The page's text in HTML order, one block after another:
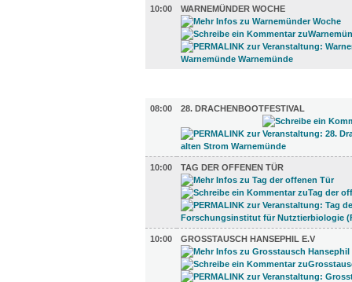
10:00 WARNEMÜNDER WOCHE
08:00
28. DRACHENBOOTFESTIVAL
10:00 TAG DER OFFENEN TÜR
10:00 GROSSTAUSCH HANSEPHIL E.V